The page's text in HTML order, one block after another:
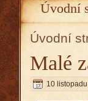
Úvodní
Úvodní
Malé
10